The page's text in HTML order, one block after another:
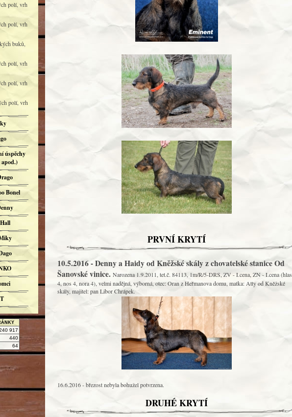
PRVNÍ KRYTÍ
10.5.2016 - Denny a Haidy od Kněžské skály z chovatelské stanice Od
Šanovské vinice. Narozena 1.9.2011, tet.č. 84113, 1m/R/5-DRS, ZV - I.cena, ZN - I.cena (hlas
4, nos 4, nora 4), velmi nadějná, výborná, otec: Oran z Heřmanova domu, matka: Atty od Kněžské
skály, majitel: pan Libor Chrápek.
16.6.2016 - březost nebyla bohužel potvrzena.
DRUHÉ KRYTÍ
polí, vrh
polí, vrh
buků,
polí, vrh
polí, vrh
polí, vrh
úspěchy
apod.)
Bonel
917
440
64